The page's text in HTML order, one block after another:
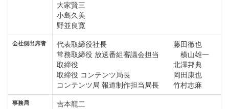
大家賢三
小島久美
野並良寛
会社側出席者
代表取締役社長 藤田徹也
常務取締役 放送番組審議会担当 横山雄一
取締役 北澤邦典
取締役 コンテンツ局長 岡田康也
コンテンツ局 報道制作担当局長 竹村志麻
事務局 吉本龍二